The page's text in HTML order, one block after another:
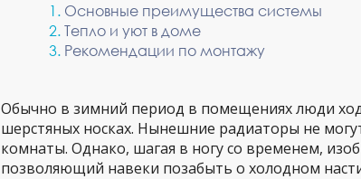
Основные преимущества системы
Тепло и уют в доме
Рекомендации по монтажу
Обычно в зимний период в помещениях люди
шерстяных носках. Нынешние радиаторы не
комнаты. Однако, шагая в ногу со временем,
позволяющий навеки позабыть о холодном